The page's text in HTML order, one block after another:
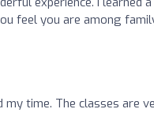
feel you are among
my time. The classes are